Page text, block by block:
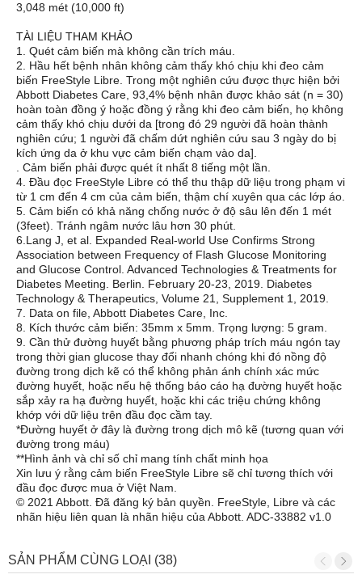
3,048 mét (10,000 ft)
TÀI LIỆU THAM KHẢO
1. Quét cảm biến mà không cần trích máu.
2. Hầu hết bệnh nhân không cảm thấy khó chịu khi đeo cảm
biến FreeStyle Libre. Trong một nghiên cứu được thực hiện bởi
Abbott Diabetes Care, 93,4% bệnh nhân được khảo sát (n = 30)
hoàn toàn đồng ý hoặc đồng ý rằng khi đeo cảm biến, họ không
cảm thấy khó chịu dưới da [trong đó 29 người đã hoàn thành
nghiên cứu; 1 người đã chấm dứt nghiên cứu sau 3 ngày do bị
kích ứng da ở khu vực cảm biến chạm vào da].
. Cảm biến phải được quét ít nhất 8 tiếng một lần.
4. Đầu đọc FreeStyle Libre có thể thu thập dữ liệu trong phạm vi
từ 1 cm đến 4 cm của cảm biến, thậm chí xuyên qua các lớp áo.
5. Cảm biến có khả năng chống nước ở độ sâu lên đến 1 mét
(3feet). Tránh ngâm nước lâu hơn 30 phút.
6.Lang J, et al. Expanded Real-world Use Confirms Strong
Association between Frequency of Flash Glucose Monitoring
and Glucose Control. Advanced Technologies & Treatments for
Diabetes Meeting. Berlin. February 20-23, 2019. Diabetes
Technology & Therapeutics, Volume 21, Supplement 1, 2019.
7. Data on file, Abbott Diabetes Care, Inc.
8. Kích thước cảm biến: 35mm x 5mm. Trọng lượng: 5 gram.
9. Cần thử đường huyết bằng phương pháp trích máu ngón tay
trong thời gian glucose thay đổi nhanh chóng khi đó nồng độ
đường trong dịch kẽ có thể không phản ánh chính xác mức
đường huyết, hoặc nếu hệ thống báo cáo hạ đường huyết hoặc
sắp xảy ra hạ đường huyết, hoặc khi các triệu chứng không
khớp với dữ liệu trên đầu đọc cầm tay.
*Đường huyết ở đây là đường trong dịch mô kẽ (tương quan với
đường trong máu)
**Hình ảnh và chỉ số chỉ mang tính chất minh họa
Xin lưu ý rằng cảm biến FreeStyle Libre sẽ chỉ tương thích với
đầu đọc được mua ở Việt Nam.
© 2021 Abbott. Đã đăng ký bản quyền. FreeStyle, Libre và các
nhãn hiệu liên quan là nhãn hiệu của Abbott. ADC-33882 v1.0
SẢN PHẨM CÙNG LOẠI (38)